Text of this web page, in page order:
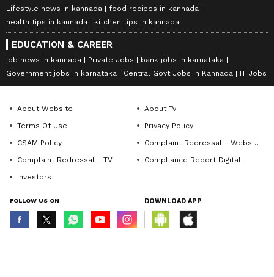
Lifestyle news in kannada
food recipes in kannada
health tips in kannada
kitchen tips in kannada
EDUCATION & CAREER
job news in kannada Private Jobs
bank jobs in karnataka
Government jobs in karnataka
Central Govt Jobs in Kannada IT Jobs
About Website
About Tv
Terms Of Use
Privacy Policy
CSAM Policy
Complaint Redressal - Website
Complaint Redressal - TV
Compliance Report Digital
Investors
FOLLOW US ON DOWNLOAD APP